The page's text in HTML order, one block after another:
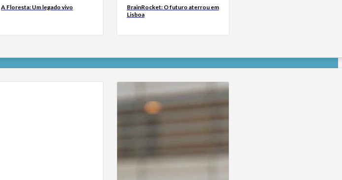
A Floresta: Um legado vivo
BrainRocket: O futuro aterrou em
Lisboa